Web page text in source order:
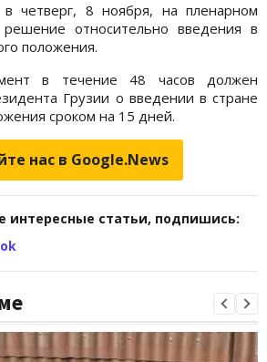
четверг, 8 ноября, на пленарном
относительно введения в
положения.
в течение 48 часов должен
Грузии о введении в стране
сроком на 15 дней.
нас в Google.News
интересные статьи, подпишись: